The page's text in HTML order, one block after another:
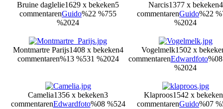
Bruine daglelie1629 x bekeken5
commentarenGuido%22 %755
%2024
Narcis1377 x bekeken4
commentarenGuido%22
%2024
Montmartre Parijs1408 x bekeken4
commentaren%13 %531 %2024
Vogelmelk1502 x
commentarenEdwardfoto
%2024
Camelia1356 x bekeken3
commentarenEdwardfoto%08 %524
Klaproos1542 x bekeken
commentarenGuido%07